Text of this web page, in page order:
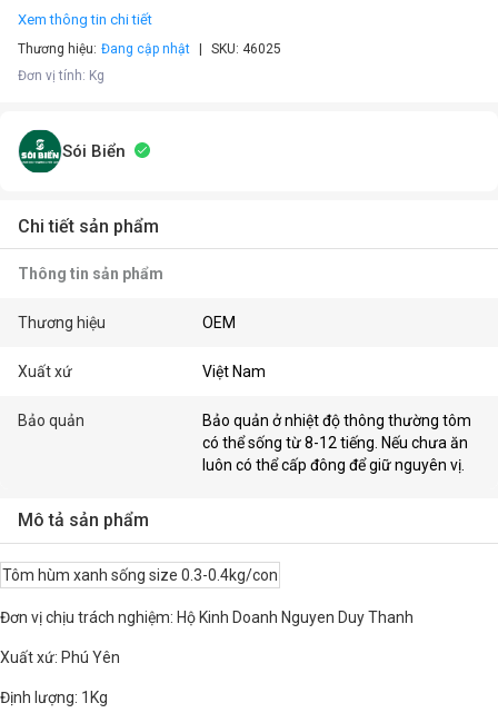
Xem thông tin chi tiết
Thương hiệu: Đang cập nhật SKU: 46025
Đơn vị tính: Kg
Sói Biển
Chi tiết sản phẩm
Thông tin sản phẩm
Thương hiệu OEM
Xuất xứ Việt Nam
Bảo quản
Bảo quản ở nhiệt độ thông thường tôm
có thể sống từ 8-12 tiếng. Nếu chưa ăn
luôn có thể cấp đông để giữ nguyên vị.
Mô tả sản phẩm
Tôm hùm xanh sống size 0.3-0.4kg/con
Đơn vị chịu trách nghiệm: Hộ Kinh Doanh Nguyen Duy Thanh
Xuất xứ: Phú Yên
Định lượng: 1Kg